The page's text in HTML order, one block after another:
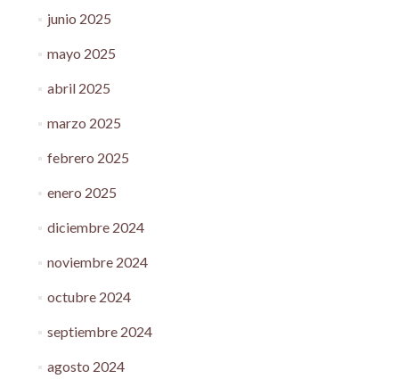
junio 2025
mayo 2025
abril 2025
marzo 2025
febrero 2025
enero 2025
diciembre 2024
noviembre 2024
octubre 2024
septiembre 2024
agosto 2024